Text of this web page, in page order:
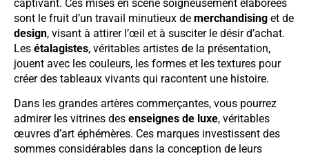
captivant. Ces mises en scène soigneusement élaborées
sont le fruit d’un travail minutieux de merchandising et de
design, visant à attirer l’œil et à susciter le désir d’achat.
Les étalagistes, véritables artistes de la présentation,
jouent avec les couleurs, les formes et les textures pour
créer des tableaux vivants qui racontent une histoire.
Dans les grandes artères commerçantes, vous pourrez
admirer les vitrines des enseignes de luxe, véritables
œuvres d’art éphémères. Ces marques investissent des
sommes considérables dans la conception de leurs